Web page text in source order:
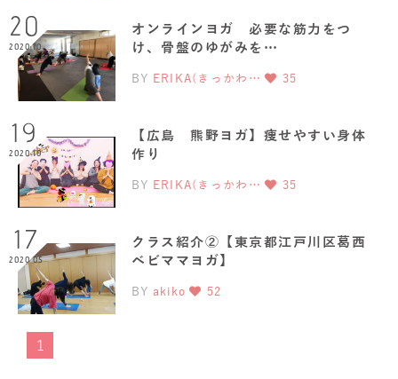
20
2020.10
オンラインヨガ 必要な筋力をつ
け、骨盤のゆがみを…
BY ERIKA(きっかわ… 35
19
2020.10
【広島 熊野ヨガ】痩せやすい身体
作り
BY ERIKA(きっかわ… 35
17
2020.05
クラス紹介②【東京都江戸川区葛西
ベビママヨガ】
BY akiko 52
1